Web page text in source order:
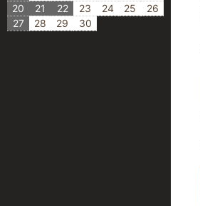
20
21 22 23 24 25
26
27
28 29 30